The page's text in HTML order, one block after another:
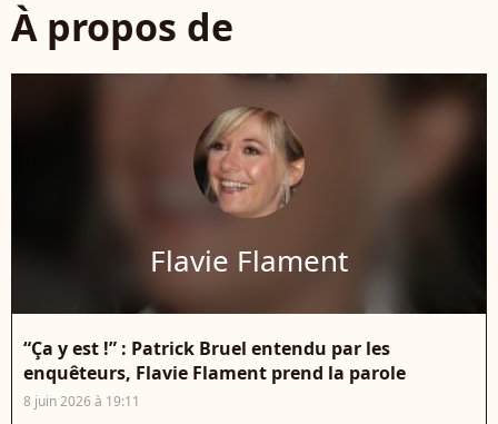
À propos de
Flavie Flament
“Ça y est !” : Patrick Bruel entendu par les
enquêteurs, Flavie Flament prend la parole
8 juin 2026 à 19:11